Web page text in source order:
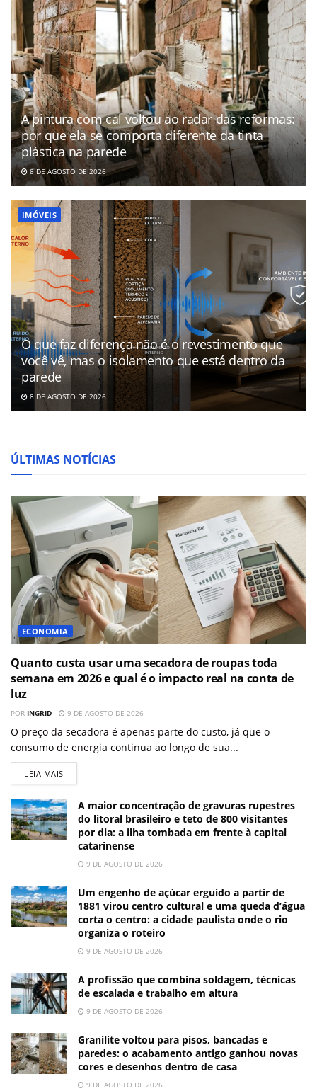
A pintura com cal voltou ao radar das reformas:
por que ela se comporta diferente da tinta
plástica na parede
8 DE AGOSTO DE 2026
IMÓVEIS
O que faz diferença não é o revestimento que
você vê, mas o isolamento que está dentro da
parede
8 DE AGOSTO DE 2026
ÚLTIMAS NOTÍCIAS
ECONOMIA
Quanto custa usar uma secadora de roupas toda
semana em 2026 e qual é o impacto real na conta de
luz
POR INGRID 9 DE AGOSTO DE 2026
O preço da secadora é apenas parte do custo, já que o
consumo de energia continua ao longo de sua...
LEIA MAIS
A maior concentração de gravuras rupestres
do litoral brasileiro e teto de 800 visitantes
por dia: a ilha tombada em frente à capital
catarinense
9 DE AGOSTO DE 2026
Um engenho de açúcar erguido a partir de
1881 virou centro cultural e uma queda d’água
corta o centro: a cidade paulista onde o rio
organiza o roteiro
9 DE AGOSTO DE 2026
A profissão que combina soldagem, técnicas
de escalada e trabalho em altura
9 DE AGOSTO DE 2026
Granilite voltou para pisos, bancadas e
paredes: o acabamento antigo ganhou novas
cores e desenhos dentro de casa
9 DE AGOSTO DE 2026